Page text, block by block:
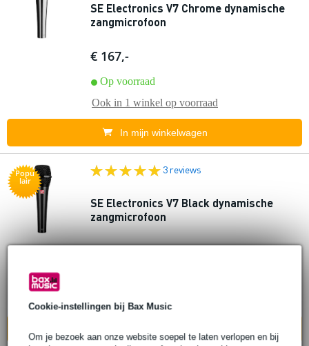
Cookie-instellingen bij Bax Music
Om je bezoek aan onze website soepel te laten verlopen en bij
SE Electronics V7 Chrome dynamische
zangmicrofoon
€ 167,-
Op voorraad
Ook in 1 winkel op voorraad
In mijn winkelwagen
Popu
lair
3 reviews
SE Electronics V7 Black dynamische
zangmicrofoon